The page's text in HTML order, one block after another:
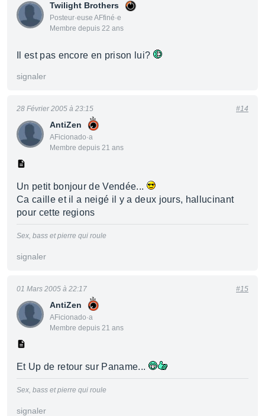
Twilight Brothers
Posteur·euse AFfiné·e
Membre depuis 22 ans
Il est pas encore en prison lui?
signaler
AntiZen
AFicionado·a
Membre depuis 21 ans
28 Février 2005 à 23:15 #14
Un petit bonjour de Vendée...
Ca caille et il a neigé il y a deux jours, hallucinant
pour cette regions
Sex, bass et pierre qui roule
signaler
AntiZen
AFicionado·a
Membre depuis 21 ans
01 Mars 2005 à 22:17 #15
Et Up de retour sur Paname...
Sex, bass et pierre qui roule
signaler